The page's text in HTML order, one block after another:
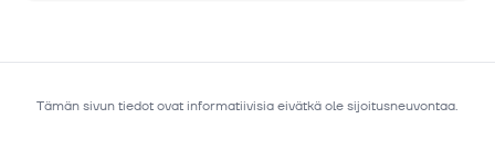
Tämän sivun tiedot ovat informatiivisia eivätkä ole sijoitusneuvontaa.